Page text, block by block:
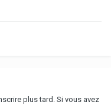
plus tard. Si vous avez